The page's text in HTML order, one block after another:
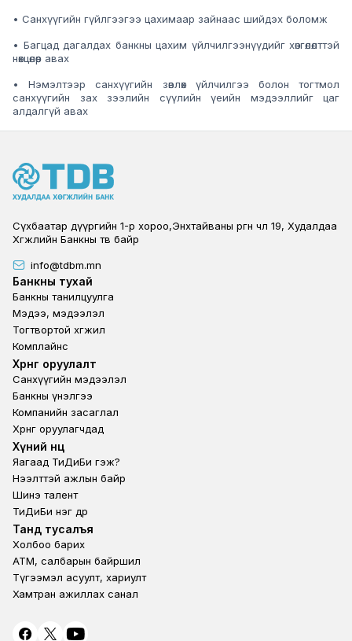
• Санхүүгийн гүйлгээгээ цахимаар зайнаас шийдэх боломж
• Багцад дагалдах банкны цахим үйлчилгээнүүдийг хөнгөлөлттэй
нөхцөлөөр авах
• Нэмэлтээр санхүүгийн зөвлөх үйлчилгээ болон тогтмол
санхүүгийн зах зээлийн сүүлийн үеийн мэдээллийг цаг
алдалгүй авах
Сүхбаатар дүүргийн 1-р хороо,Энхтайваны өргөн чөлөө 19, Худалдаа
Хөгжлийн Банкны төв байр
info@tdbm.mn
Footer
Банкны тухай
Банкны танилцуулга
Мэдээ, мэдээлэл
Тогтвортой хөгжил
Комплайнс
Footer third
Хөрөнгө оруулалт
Санхүүгийн мэдээлэл
Банкны үнэлгээ
Компанийн засаглал
Хөрөнгө оруулагчдад
Footer second
Хүний нөөц
Яагаад ТиДиБи гэж?
Нээлттэй ажлын байр
Шинэ талент
ТиДиБи нэг өдөр
Footer fourth
Танд тусалъя
Холбоо барих
ATM, салбарын байршил
Түгээмэл асуулт, хариулт
Хамтран ажиллах санал